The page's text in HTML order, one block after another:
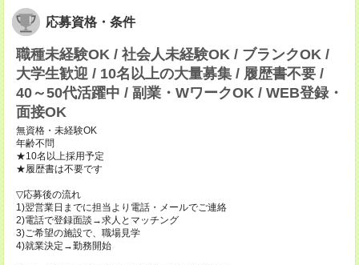
応募資格・条件
職種未経験OK / 社会人未経験OK / ブランクOK /
大学生歓迎 / 10名以上の大量募集 / 履歴書不要 /
40～50代活躍中 / 副業・WワークOK / WEB登録・
面接OK
無資格・未経験OK
年齢不問
★10名以上採用予定
★履歴書は不要です
▽応募後の流れ
1)翌営業日までに担当より電話・メールでご連絡
2)電話で登録面談→求人とマッチング
3)ご希望の施設で、職場見学
4)就業決定→勤務開始